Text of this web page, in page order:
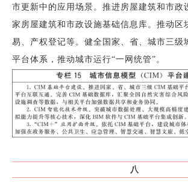
市更新中的应用场景。推进房屋建筑和市政
家房屋建筑和市政设施基础信息库。推动区
易、产权登记等。健全国家、省、城市三级
平台体系，推动城市运行“一网统管”。
八